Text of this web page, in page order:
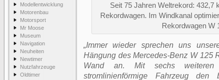
Modellentwicklung
Motorenbau
Motorsport
Mr Moose
Museum
Navigation
Neuheiten
Newtimer
Nutzfahrzeuge
Oldtimer
Seit 75 Jahren Weltrekord: 432,7
Rekordwagen. Im Windkanal
Rekordwagen W
„Immer wieder sprechen uns
Hängung des Mercedes-Benz W 125
Wand an. Mit sechs weiteren
stromlinienförmige Fahrzeug den